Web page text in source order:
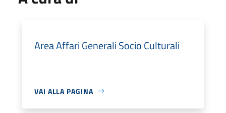
Area Affari Generali Socio Culturali
VAI ALLA PAGINA